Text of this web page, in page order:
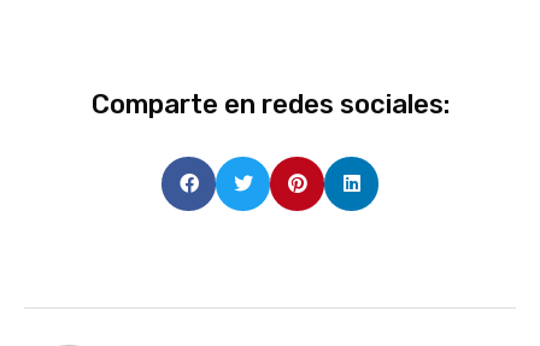
Comparte en redes sociales: